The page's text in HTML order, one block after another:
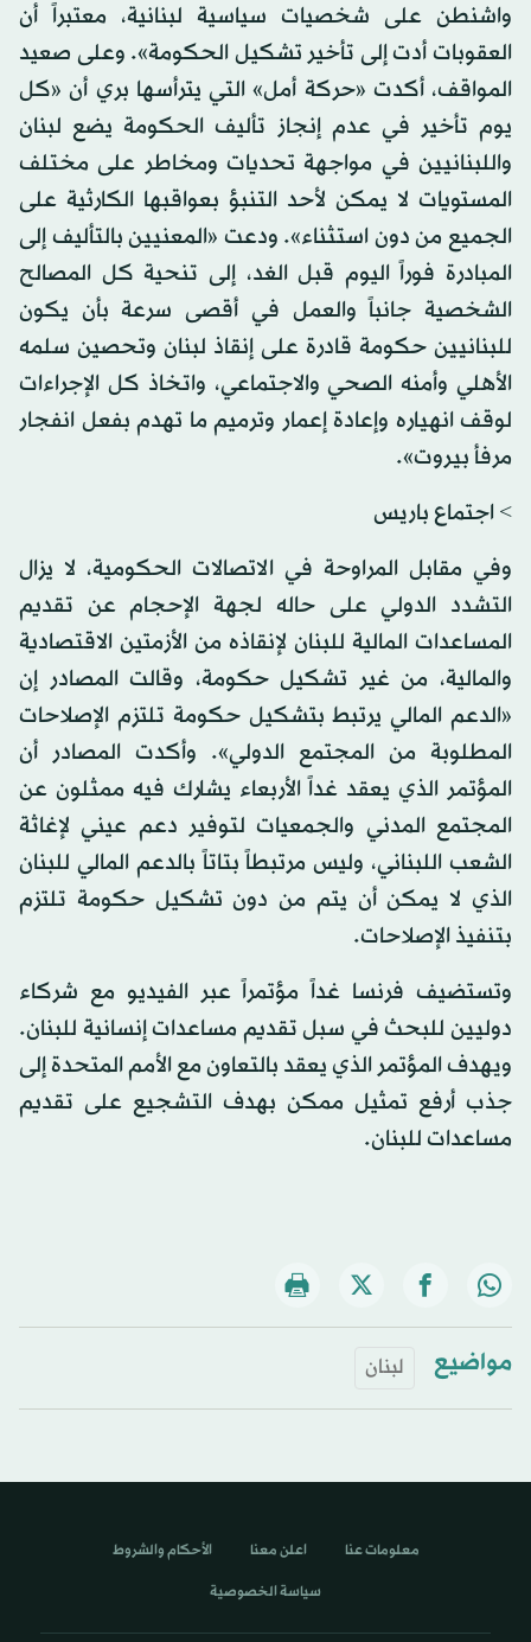
واشنطن على شخصيات سياسية لبنانية، معتبراً أن
العقوبات أدت إلى تأخير تشكيل الحكومة». وعلى صعيد
المواقف، أكدت «حركة أمل» التي يترأسها بري أن «كل
يوم تأخير في عدم إنجاز تأليف الحكومة يضع لبنان
واللبنانيين في مواجهة تحديات ومخاطر على مختلف
المستويات لا يمكن لأحد التنبؤ بعواقبها الكارثية على
الجميع من دون استثناء». ودعت «المعنيين بالتأليف إلى
المبادرة فوراً اليوم قبل الغد، إلى تنحية كل المصالح
الشخصية جانباً والعمل في أقصى سرعة بأن يكون
للبنانيين حكومة قادرة على إنقاذ لبنان وتحصين سلمه
الأهلي وأمنه الصحي والاجتماعي، واتخاذ كل الإجراءات
لوقف انهياره وإعادة إعمار وترميم ما تهدم بفعل انفجار
مرفأ بيروت».
> اجتماع باريس
وفي مقابل المراوحة في الاتصالات الحكومية، لا يزال
التشدد الدولي على حاله لجهة الإحجام عن تقديم
المساعدات المالية للبنان لإنقاذه من الأزمتين الاقتصادية
والمالية، من غير تشكيل حكومة، وقالت المصادر إن
«الدعم المالي يرتبط بتشكيل حكومة تلتزم الإصلاحات
المطلوبة من المجتمع الدولي». وأكدت المصادر أن
المؤتمر الذي يعقد غداً الأربعاء يشارك فيه ممثلون عن
المجتمع المدني والجمعيات لتوفير دعم عيني لإغاثة
الشعب اللبناني، وليس مرتبطاً بتاتاً بالدعم المالي للبنان
الذي لا يمكن أن يتم من دون تشكيل حكومة تلتزم
بتنفيذ الإصلاحات.
وتستضيف فرنسا غداً مؤتمراً عبر الفيديو مع شركاء
دوليين للبحث في سبل تقديم مساعدات إنسانية للبنان.
ويهدف المؤتمر الذي يعقد بالتعاون مع الأمم المتحدة إلى
جذب أرفع تمثيل ممكن بهدف التشجيع على تقديم
مساعدات للبنان.
مواضيع لبنان
معلومات عنا اعلن معنا الأحكام والشروط
سياسة الخصوصية